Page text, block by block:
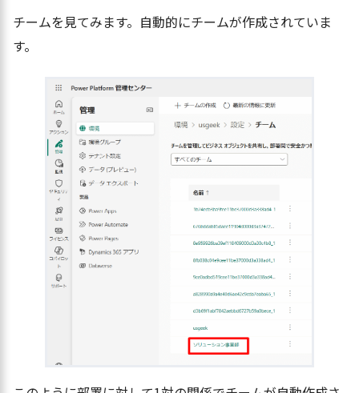
チームを見てみます。自動的にチームが作成されていま
す。